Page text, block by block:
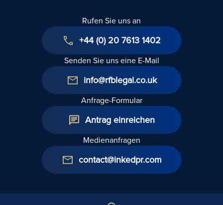
Rufen Sie uns an
+44 (0) 20 7613 1402
Senden Sie uns eine E-Mail
info@rfblegal.co.uk
Anfrage-Formular
Antrag einreichen
Medienanfragen
contact@inkedpr.com